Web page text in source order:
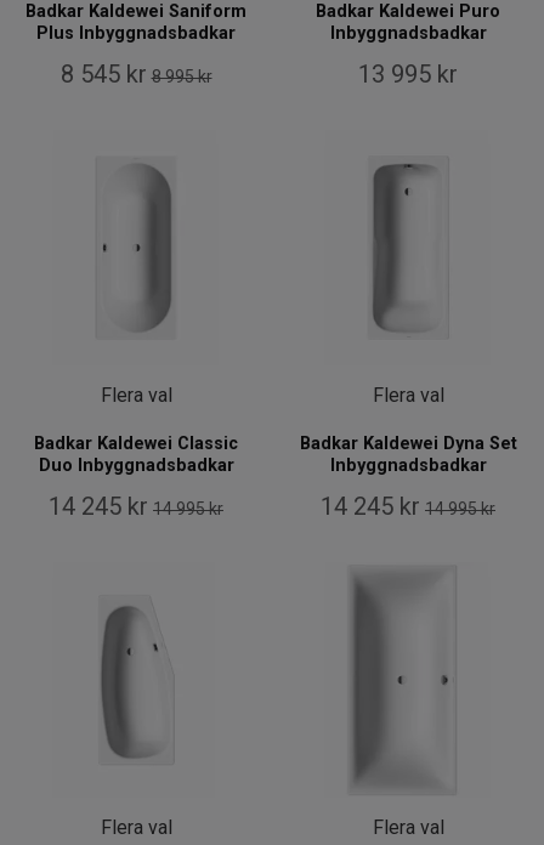
Badkar Kaldewei Saniform
Plus Inbyggnadsbadkar
8 545 kr 8 995 kr
Badkar Kaldewei Puro
Inbyggnadsbadkar
13 995 kr
Flera val
Badkar Kaldewei Classic
Duo Inbyggnadsbadkar
14 245 kr 14 995 kr
Flera val
Badkar Kaldewei Dyna Set
Inbyggnadsbadkar
14 245 kr 14 995 kr
Flera val Flera val